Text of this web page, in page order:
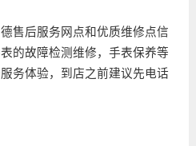
售后服务网点和优质维修点信
的故障检测维修，手表保养等
务体验，到店之前建议先电话